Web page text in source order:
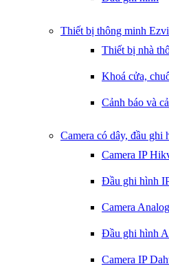
Thiết bị thông minh
Thiết bị nhà
Khoá cửa,
Cảnh báo và
Camera có dây, đầu ghi
Camera IP
Đầu ghi hình
Camera
Đầu ghi hình
Camera IP